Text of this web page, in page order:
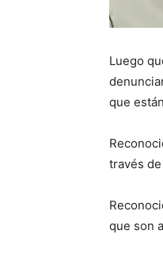
Luego
que
través
que son